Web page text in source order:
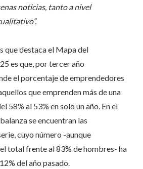
noticias, tanto a nivel
que destaca el Mapa del
es que, por tercer año
el porcentaje de emprendedores
que emprenden más de una
58% al 53% en solo un año. En el
se encuentran las
cuyo número -aunque
total frente al 83% de hombres- ha
del año pasado.